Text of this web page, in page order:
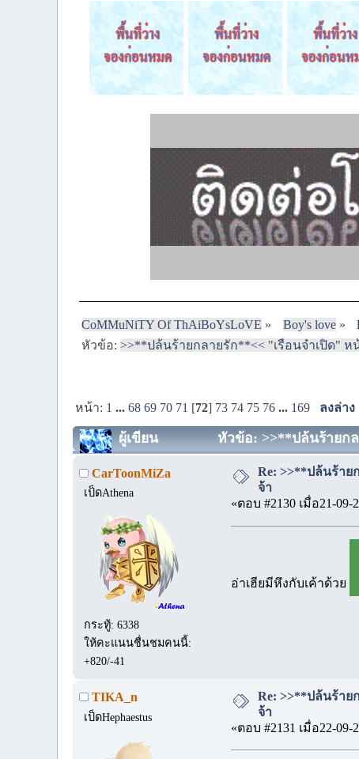
CoMMuNiTY Of ThAiBoYsLoVE » Boy's love»
หัวข้อ:>>**ปล้นร้ายกลายรัก**<< "เรือนจำเปิด" หน้
หน้า: 1 ...68 69 70 71 [72] 73 74 75 76 ... 169 ลงล่าง
ผู้เขียน หัวข้อ: >>**ปล้นร้ายกล
CarToonMiZa
เป็ดAthena
กระทู้: 6338
ให้คะแนนชื่นชมคนนี้:
+820/-41
Re: >>**ปล้นร้าย
จ้า
«ตอบ #2130 เมื่อ21-09-
อ่าเฮียมีหึงกับเค้าด้วย
TIKA_n
เป็ดHephaestus
Re: >>**ปล้นร้าย
จ้า
«ตอบ #2131 เมื่อ22-09-